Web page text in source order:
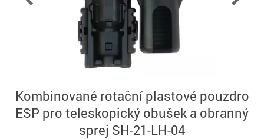
Kombinované rotační plastové pouzdro
ESP pro teleskopický obušek a obranný
sprej SH-21-LH-04